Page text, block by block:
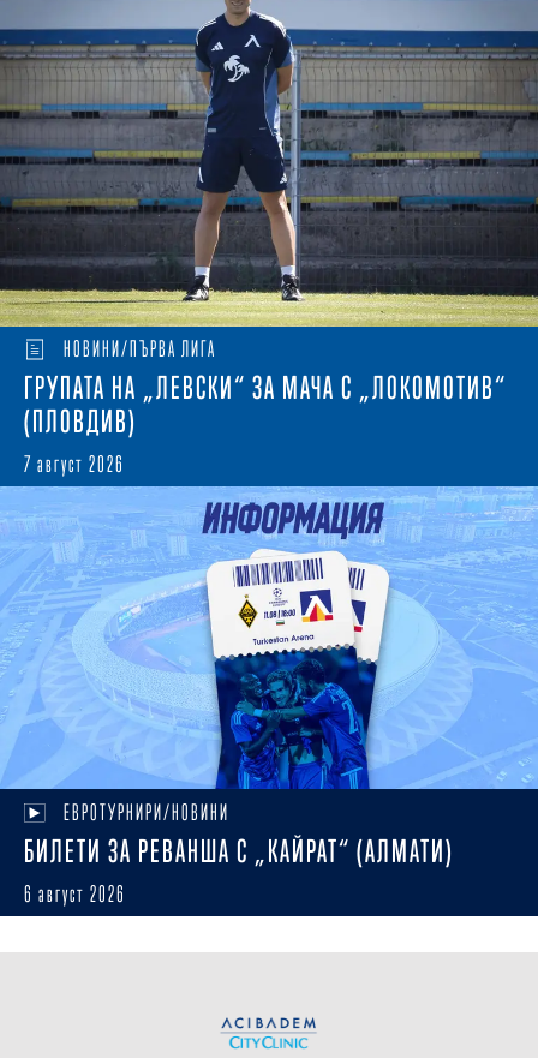
НОВИНИ/ПЪРВА ЛИГА
ГРУПАТА НА „ЛЕВСКИ“ ЗА МАЧА С „ЛОКОМОТИВ“
(ПЛОВДИВ)
7 август 2026
ЕВРОТУРНИРИ/НОВИНИ
БИЛЕТИ ЗА РЕВАНША С „КАЙРАТ“ (АЛМАТИ)
6 август 2026